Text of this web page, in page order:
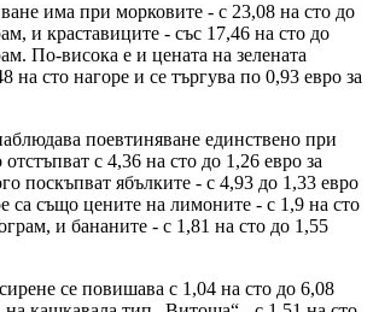
има при морковите - с 23,08 на сто до
и краставиците - със 17,46 на сто до
По-висока е и цената на зелената
на сто нагоре и се търгува по 0,93 евро за
поевтиняване единствено при
с 4,36 на сто до 1,26 евро за
поскъпват ябълките - с 4,93 до 1,33 евро
са също цените на лимоните - с 1,9 на сто
и бананите - с 1,81 на сто до 1,55
се повишава с 1,04 на сто до 6,08